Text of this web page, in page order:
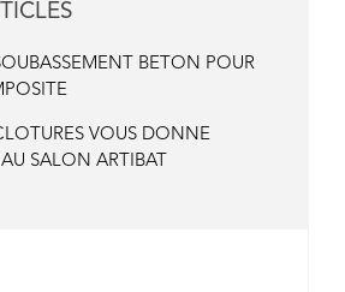
BETON POUR
VOUS DONNE
SALON ARTIBAT